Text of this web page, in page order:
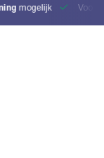
mogelijk Voor